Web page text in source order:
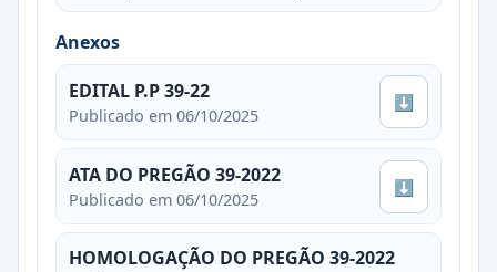
Anexos
EDITAL P.P 39-22
Publicado em 06/10/2025
⬇
ATA DO PREGÃO 39-2022
Publicado em 06/10/2025
⬇
HOMOLOGAÇÃO DO PREGÃO 39-2022